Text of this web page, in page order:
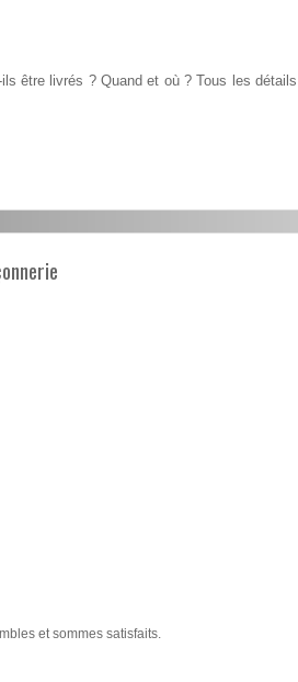
être livrés ? Quand et où ? Tous les détails
et sommes satisfaits.